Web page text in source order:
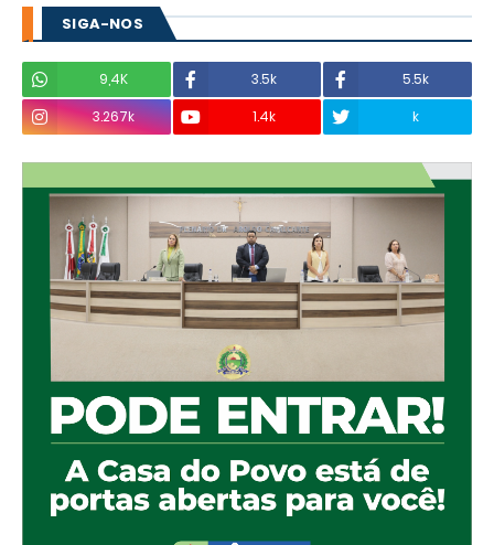
SIGA-NOS
9,4K 3.5k
5.5k
3.267k
1.4k k